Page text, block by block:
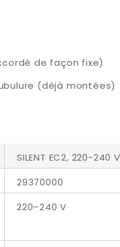
de façon fixe)
(déjà montées)
SILENT EC2, 220-240 V
29370000
220–240 V